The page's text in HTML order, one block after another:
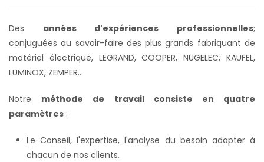
Des années d'expériences professionnelles;
conjuguées au savoir-faire des plus grands fabriquant de
matériel électrique, LEGRAND, COOPER, NUGELEC, KAUFEL,
LUMINOX, ZEMPER...
Notre méthode de travail consiste en quatre
paramètres :
Le Conseil, l'expertise, l'analyse du besoin adapter à
chacun de nos clients.